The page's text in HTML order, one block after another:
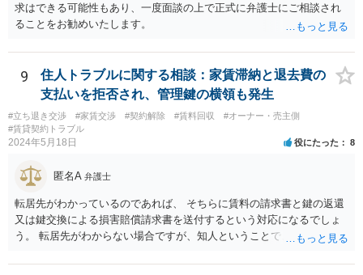
求はできる可能性もあり、一度面談の上で正式に弁護士にご相談され
ることをお勧めいたします。
9
住人トラブルに関する相談：家賃滞納と退去費の
支払いを拒否され、管理鍵の横領も発生
#立ち退き交渉 #家賃交渉 #契約解除 #賃料回収
#オーナー・売主側
#賃貸契約トラブル
2024年5月18日 役にたった 8
匿名A 弁護士
転居先がわかっているのであれば、 そちらに賃料の請求書と鍵の返還
又は鍵交換による損害賠償請求書を送付するという対応になるでしょ
う。 転居先がわからない場合ですが、知人ということで、連絡がつく
で、適切な対応が望めない場合は、債権回収を弁護士に依頼すること